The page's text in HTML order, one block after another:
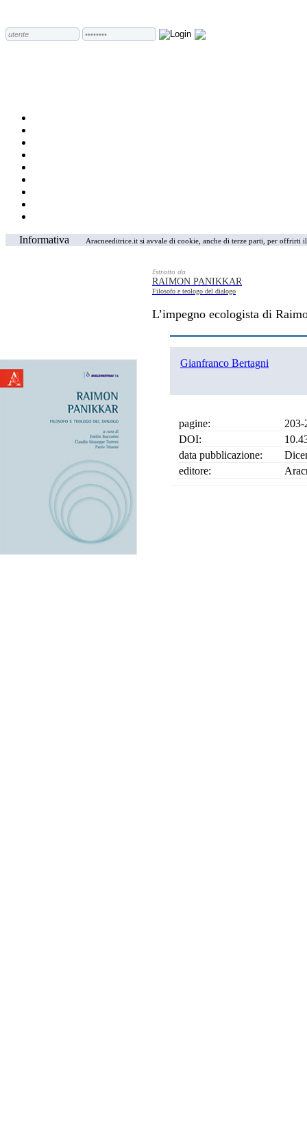
Informativa Aracneeditrice.it si avvale di cookie, anche di terze parti, per
Estratto da
RAIMON PANIKKAR
Filosofo e teologo del dialogo
L’impegno ecologista di
Gianfranco Bertagni
pagine:
203-
DOI:
data pubblicazione:
editore: